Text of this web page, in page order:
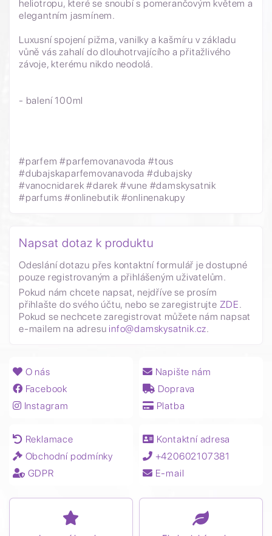
heliotropu, které se snoubí s pomerančovým květem a
elegantním jasmínem.
Luxusní spojení pižma, vanilky a kašmíru v základu
vůně vás zahalí do dlouhotrvajícího a přitažlivého
závoje, kterému nikdo neodolá.
- balení 100ml
#parfem #parfemovanavoda #tous
#dubajskaparfemovanavoda #dubajsky
#vanocnidarek #darek #vune #damskysatnik
#parfums #onlinebutik #onlinenakupy
Napsat dotaz k produktu
Odeslání dotazu přes kontaktní formulář je dostupné
pouze registrovaným a přihlášeným uživatelům.
Pokud nám chcete napsat, nejdříve se prosím
přihlašte do svého účtu, nebo se zaregistrujte ZDE.
Pokud se nechcete zaregistrovat můžete nám napsat
e-mailem na adresu info@damskysatnik.cz.
O nás
Facebook
Instagram
Napište nám
Doprava
Platba
Reklamace
Obchodní podmínky
GDPR
Kontaktní adresa
+420602107381
E-mail